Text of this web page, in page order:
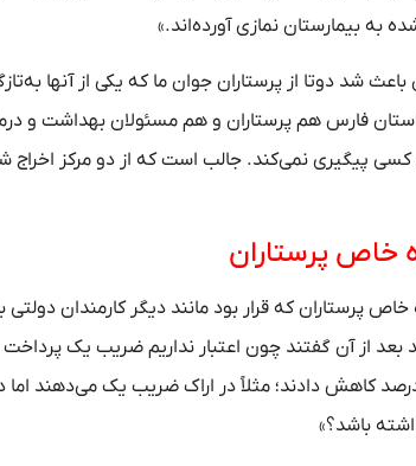
به بیمارستان نمازی آورده‌اند.»
باعث شد دوتا از پرستاران جوان ما که یکی از آنها
فارس هم پرستاران و هم مسئولان بهداشت و
پیگیری نمی‌کند. جالب است که از دو مرکز اخراج
خاص پرستاران
ضریب را به ۲ تقلیل دادند بعد از آن گفتند چون اعتبار نداریم
باشد؟»